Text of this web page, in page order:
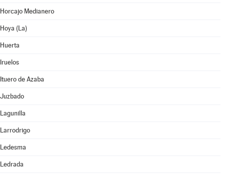
Horcajo Medianero
Hoya (La)
Huerta
Iruelos
Ituero de Azaba
Juzbado
Lagunilla
Larrodrigo
Ledesma
Ledrada